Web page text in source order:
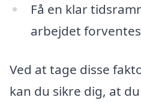
Få en klar
arbejdet
Ved at tage disse
kan du sikre dig, at